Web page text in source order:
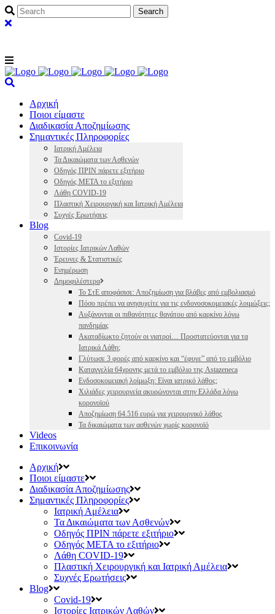
Αρχική
Ποιοι είμαστε
Διαδικασία Αποζημίωσης
Σημαντικές Πληροφορίες
Ιατρική Αμέλεια
Τα Δικαιώματα των Ασθενών
Οδηγός ΠΡΙΝ πάρετε εξιτήριο
Οδηγός ΜΕΤΑ το εξιτήριο
Λάθη COVID-19
Πλαστική Χειρουργική και Ιατρική Αμέλεια
Συχνές Ερωτήσεις
Blog
Covid-19
Ιστορίες Ιατρικών Λαθών
Έρευνες & Στατιστικές
Ενημέρωση
Δημοφιλέστερα
Το ΣτΕ αποφάσισε: Αποζημίωση για βλάβες από εμβολιασμό
Πόσο πρέπει να ανησυχείτε για τις ενδονοσοκομειακές λοιμώξεις;
Αυξάνονται οι πιθανότητες θανάτου από καρκίνο λόγω
πανδημίας
Ακαταδίωκτο ζητούν οι γιατροί… Προστατεύονται για τα
Ιατρικά Λάθη;
Γλύτωσε 3 φορές από καρκίνο και “έφυγε” από το εμβόλιο
Καταγγελία 64χρονης μετά το εμβόλιο της Astazeneca
Ενδοσοκομειακή λοίμωξη: Είναι ιατρικό λάθος;
Χιλιάδες χειρουργεία ακυρώνονται στην Ελλάδα λόγω
κορονοϊού
Αποζημίωση 64.516 ευρώ για χειρουργικό λάθος
Τα δικαιώματα των ασθενών χωρίς κορονοϊό
Videos
Επικοινωνία
Αρχική
Ποιοι είμαστε
Διαδικασία Αποζημίωσης
Σημαντικές Πληροφορίες
Ιατρική Αμέλεια
Τα Δικαιώματα των Ασθενών
Οδηγός ΠΡΙΝ πάρετε εξιτήριο
Οδηγός ΜΕΤΑ το εξιτήριο
Λάθη COVID-19
Πλαστική Χειρουργική και Ιατρική Αμέλεια
Συχνές Ερωτήσεις
Blog
Covid-19
Ιστορίες Ιατρικών Λαθών